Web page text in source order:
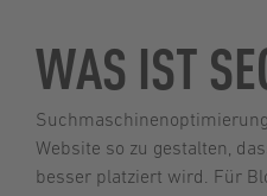
WAS IST
Website so zu gestalten,
besser platziert wird. Für